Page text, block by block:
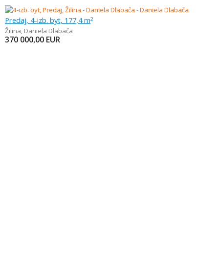
Predaj, 4-izb. byt, 177,4 m2
Žilina, Daniela Dlabača
370 000,00 EUR